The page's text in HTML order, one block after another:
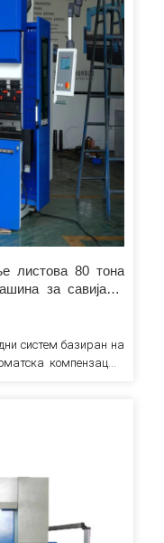
листова 80 тона
за савијање
систем базиран на
компензација